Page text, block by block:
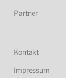
Partner
Kontakt
Impressum